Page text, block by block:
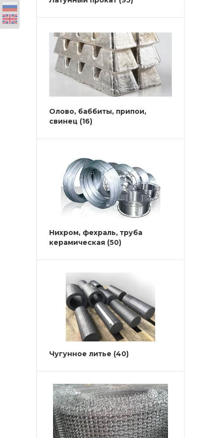
Олово, баббиты, припои,
свинец (16)
Нихром, фехраль, труба
керамическая (50)
Чугунное литье (40)